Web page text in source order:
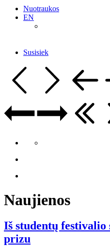
Nuotraukos
EN
Susisiek
Naujienos
Iš studentų festivalio
prizu